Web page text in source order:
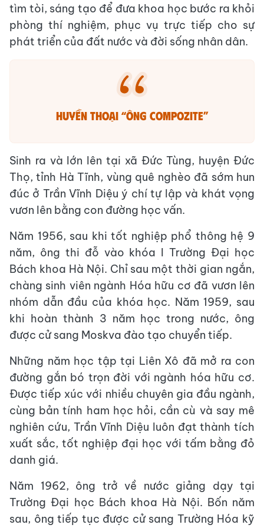
tìm tòi, sáng tạo để đưa khoa học bước ra khỏi
phòng thí nghiệm, phục vụ trực tiếp cho sự
phát triển của đất nước và đời sống nhân dân.
Huyền thoại “Ông compozite”
Sinh ra và lớn lên tại xã Đức Tùng, huyện Đức
Thọ, tỉnh Hà Tĩnh, vùng quê nghèo đã sớm hun
đúc ở Trần Vĩnh Diệu ý chí tự lập và khát vọng
vươn lên bằng con đường học vấn.
Năm 1956, sau khi tốt nghiệp phổ thông hệ 9
năm, ông thi đỗ vào khóa I Trường Đại học
Bách khoa Hà Nội. Chỉ sau một thời gian ngắn,
chàng sinh viên ngành Hóa hữu cơ đã vươn lên
nhóm dẫn đầu của khóa học. Năm 1959, sau
khi hoàn thành 3 năm học trong nước, ông
được cử sang Moskva đào tạo chuyển tiếp.
Những năm học tập tại Liên Xô đã mở ra con
đường gắn bó trọn đời với ngành hóa hữu cơ.
Được tiếp xúc với nhiều chuyên gia đầu ngành,
cùng bản tính ham học hỏi, cần cù và say mê
nghiên cứu, Trần Vĩnh Diệu luôn đạt thành tích
xuất sắc, tốt nghiệp đại học với tấm bằng đỏ
danh giá.
Năm 1962, ông trở về nước giảng dạy tại
Trường Đại học Bách khoa Hà Nội. Bốn năm
sau, ông tiếp tục được cử sang Trường Hóa kỹ